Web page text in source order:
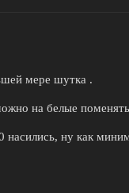
мере шутка .
на белые
насились, ну как